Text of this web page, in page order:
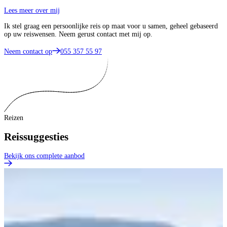
Lees meer over mij
Ik stel graag een persoonlijke reis op maat voor u samen, geheel gebaseerd
op uw reiswensen. Neem gerust contact met mij op.
Neem contact op 055 357 55 97
Reizen
Reissuggesties
Bekijk ons complete aanbod